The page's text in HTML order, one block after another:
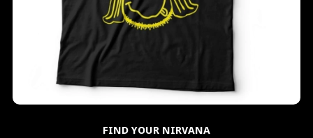
FIND YOUR NIRVANA